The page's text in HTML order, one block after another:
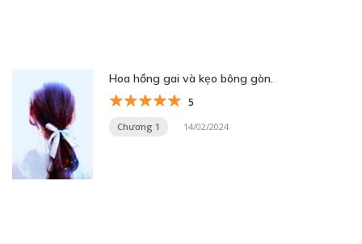
Hoa hồng gai và kẹo bông gòn.
5
Chương 1 14/02/2024